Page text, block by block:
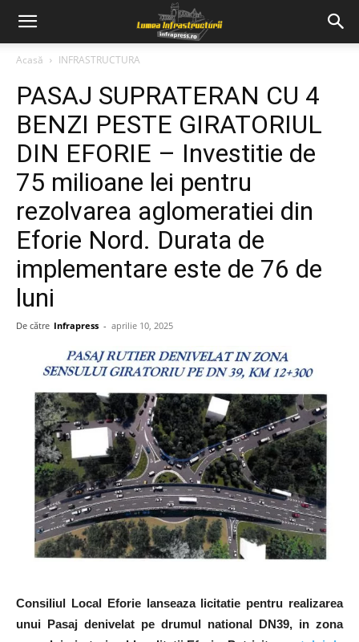
Acasă INFRASTRUCTURA
PASAJ SUPRATERAN CU 4
BENZI PESTE GIRATORIUL
DIN EFORIE – Investitie de
75 milioane lei pentru
rezolvarea aglomeratiei din
Eforie Nord. Durata de
implementare este de 76 de
luni
De către Infrapress - aprilie 10, 2025
Consiliul Local Eforie lanseaza licitatie pentru realizarea
unui Pasaj denivelat pe drumul national DN39, in zona